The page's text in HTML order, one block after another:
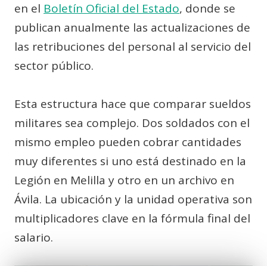
en el Boletín Oficial del Estado, donde se
publican anualmente las actualizaciones de
las retribuciones del personal al servicio del
sector público.
Esta estructura hace que comparar sueldos
militares sea complejo. Dos soldados con el
mismo empleo pueden cobrar cantidades
muy diferentes si uno está destinado en la
Legión en Melilla y otro en un archivo en
Ávila. La ubicación y la unidad operativa son
multiplicadores clave en la fórmula final del
salario.